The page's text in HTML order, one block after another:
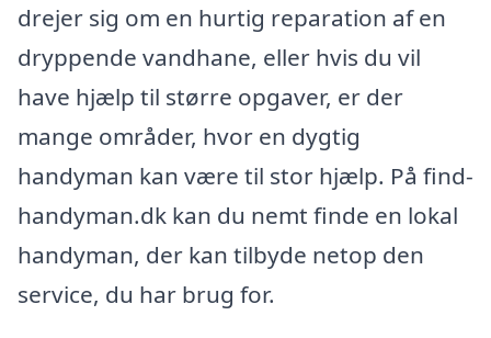
drejer sig om en hurtig reparation af en
dryppende vandhane, eller hvis du vil
have hjælp til større opgaver, er der
mange områder, hvor en dygtig
handyman kan være til stor hjælp. På find-
handyman.dk kan du nemt finde en lokal
handyman, der kan tilbyde netop den
service, du har brug for.